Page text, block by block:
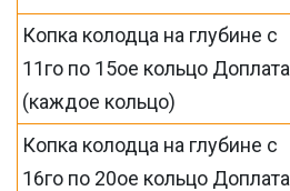
Копка колодца на глубине с
11го по 15ое кольцо Доплата
(каждое кольцо)
Копка колодца на глубине с
16го по 20ое кольцо Доплата